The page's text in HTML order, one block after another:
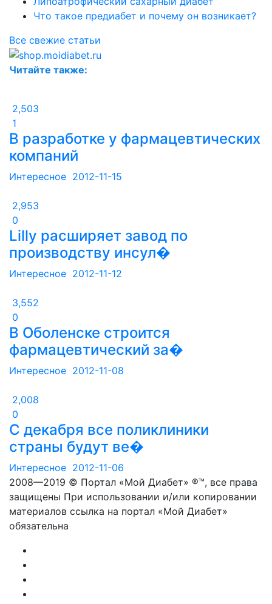
Что такое предиабет и почему он возникает?
Все свежие статьи
Читайте также:
2,503
1
В разработке у фармацевтических
компаний
Интересное 2012-11-15
2,953
0
Lilly расширяет завод по
производству инсул�
Интересное 2012-11-12
3,552
0
В Оболенске строится
фармацевтический за�
Интересное 2012-11-08
2,008
0
С декабря все поликлиники
страны будут ве�
Интересное 2012-11-06
2008—2019 © Портал «Мой Диабет» ®™, все права
защищены При использовании и/или копировании
материалов ссылка на портал «Мой Диабет»
обязательна